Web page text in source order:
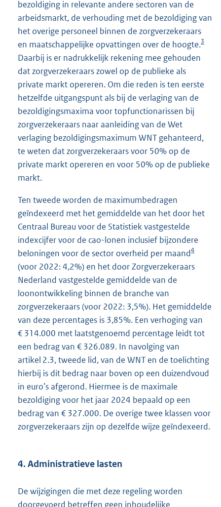
bezoldiging in relevante andere sectoren van de
arbeidsmarkt, de verhouding met de bezoldiging van
het overige personeel binnen de zorgverzekeraars
en maatschappelijke opvattingen over de hoogte.3
Daarbij is er nadrukkelijk rekening mee gehouden
dat zorgverzekeraars zowel op de publieke als
private markt opereren. Om die reden is ten eerste
hetzelfde uitgangspunt als bij de verlaging van de
bezoldigingsmaxima voor topfunctionarissen bij
zorgverzekeraars naar aanleiding van de Wet
verlaging bezoldigingsmaximum WNT gehanteerd,
te weten dat zorgverzekeraars voor 50% op de
private markt opereren en voor 50% op de publieke
markt.
Ten tweede worden de maximumbedragen
geïndexeerd met het gemiddelde van het door het
Centraal Bureau voor de Statistiek vastgestelde
indexcijfer voor de cao-lonen inclusief bijzondere
beloningen voor de sector overheid per maand4
(voor 2022: 4,2%) en het door Zorgverzekeraars
Nederland vastgestelde gemiddelde van de
loonontwikkeling binnen de branche van
zorgverzekeraars (voor 2022: 3,5%). Het gemiddelde
van deze percentages is 3,85%. Een verhoging van
€ 314.000 met laatstgenoemd percentage leidt tot
een bedrag van € 326.089. In navolging van
artikel 2.3, tweede lid, van de WNT en de toelichting
hierbij is dit bedrag naar boven op een duizendvoud
in euro’s afgerond. Hiermee is de maximale
bezoldiging voor het jaar 2024 bepaald op een
bedrag van € 327.000. De overige twee klassen voor
zorgverzekeraars zijn op dezelfde wijze geïndexeerd.
4. Administratieve lasten
De wijzigingen die met deze regeling worden
doorgevoerd betreffen geen inhoudelijke